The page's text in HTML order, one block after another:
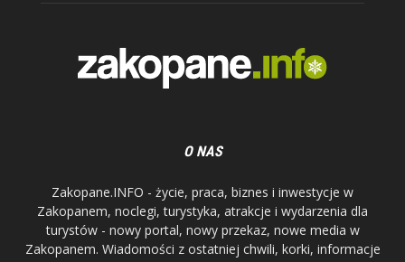
O NAS
Zakopane.INFO - życie, praca, biznes i inwestycje w
Zakopanem, noclegi, turystyka, atrakcje i wydarzenia dla
turystów - nowy portal, nowy przekaz, nowe media w
Zakopanem. Wiadomości z ostatniej chwili, korki, informacje